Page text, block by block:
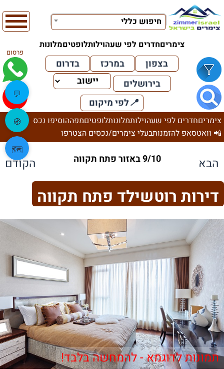
חיפוש כללי
צימריםחדרים לפי שעהוילותלופטיםמלונות
פרסום
בצפון במרכז
בדרום
בירושלים
📍לפי מיקום
צימריםחדרים לפי שעהוילותמלונותלופטיםמפההוסיפו נכס
📲 וואטסאפ להזמנותבעלי צימרים/נכסים הצטרפו
הבא 9/10 באזור פתח תקווה הקודם
דירות רוטשילד פתח תקווה
תמונות לדוגמא - להמחשה בלבד!
💬
🧭
🗺️